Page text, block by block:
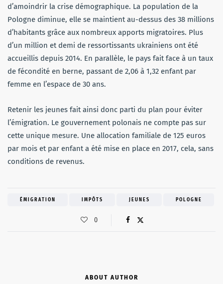
d’amoindrir la crise démographique. La population de la
Pologne diminue, elle se maintient au-dessus des 38 millions
d’habitants grâce aux nombreux apports migratoires. Plus
d’un million et demi de ressortissants ukrainiens ont été
accueillis depuis 2014. En parallèle, le pays fait face à un taux
de fécondité en berne, passant de 2,06 à 1,32 enfant par
femme en l’espace de 30 ans.
Retenir les jeunes fait ainsi donc parti du plan pour éviter
l’émigration. Le gouvernement polonais ne compte pas sur
cette unique mesure. Une allocation familiale de 125 euros
par mois et par enfant a été mise en place en 2017, cela, sans
conditions de revenus.
ÉMIGRATION IMPÔTS JEUNES POLOGNE
0
ABOUT AUTHOR